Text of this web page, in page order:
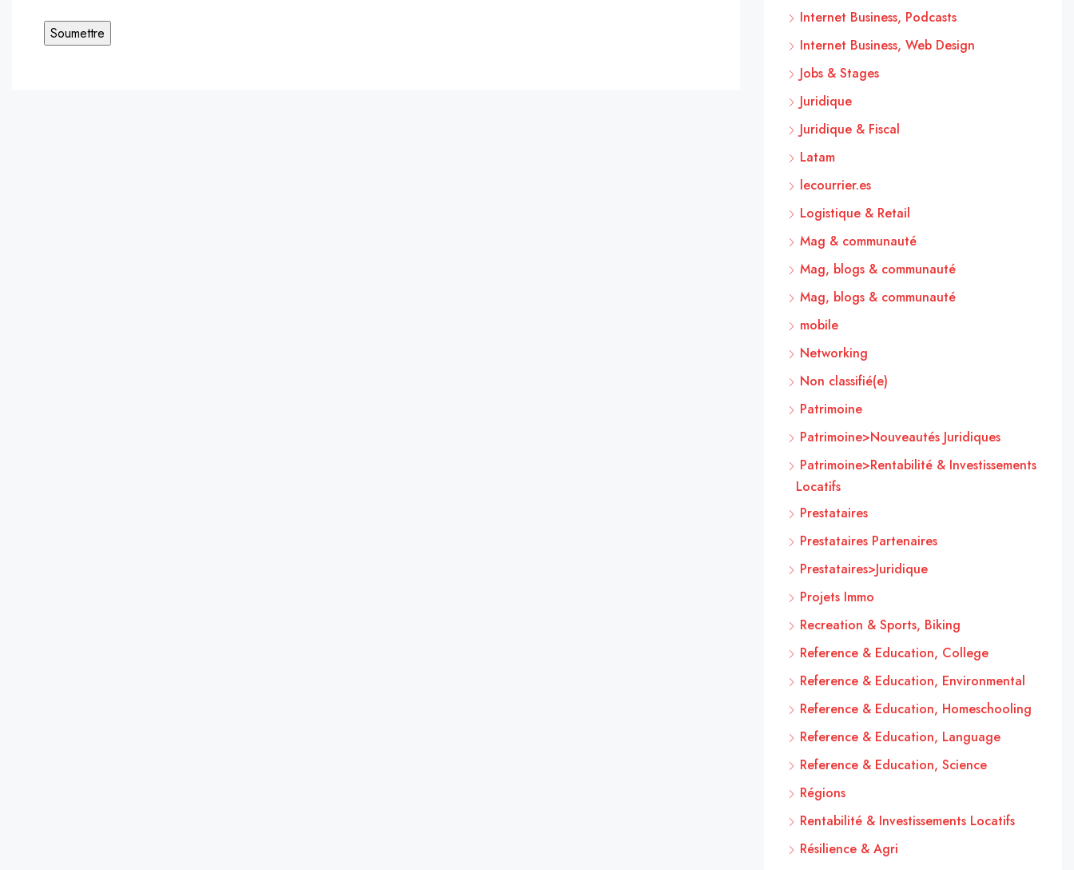
Internet Business, Podcasts
Internet Business, Web Design
Jobs & Stages
Juridique
Juridique & Fiscal
Latam
lecourrier.es
Logistique & Retail
Mag & communauté
Mag, blogs & communauté
Mag, blogs & communauté
mobile
Networking
Non classifié(e)
Patrimoine
Patrimoine>Nouveautés Juridiques
Patrimoine>Rentabilité & Investissements
Locatifs
Prestataires
Prestataires Partenaires
Prestataires>Juridique
Projets Immo
Recreation & Sports, Biking
Reference & Education, College
Reference & Education, Environmental
Reference & Education, Homeschooling
Reference & Education, Language
Reference & Education, Science
Régions
Rentabilité & Investissements Locatifs
Résilience & Agri